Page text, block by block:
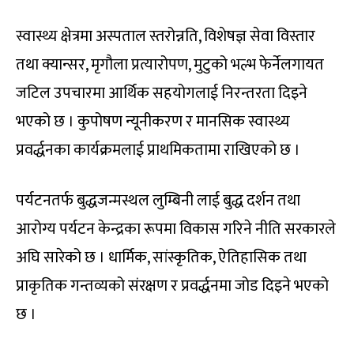
स्वास्थ्य क्षेत्रमा अस्पताल स्तरोन्नति, विशेषज्ञ सेवा विस्तार
तथा क्यान्सर, मृगौला प्रत्यारोपण, मुटुको भल्भ फेर्नेलगायत
जटिल उपचारमा आर्थिक सहयोगलाई निरन्तरता दिइने
भएको छ । कुपोषण न्यूनीकरण र मानसिक स्वास्थ्य
प्रवर्द्धनका कार्यक्रमलाई प्राथमिकतामा राखिएको छ ।
पर्यटनतर्फ बुद्धजन्मस्थल लुम्बिनी लाई बुद्ध दर्शन तथा
आरोग्य पर्यटन केन्द्रका रूपमा विकास गरिने नीति सरकारले
अघि सारेको छ । धार्मिक, सांस्कृतिक, ऐतिहासिक तथा
प्राकृतिक गन्तव्यको संरक्षण र प्रवर्द्धनमा जोड दिइने भएको
छ ।